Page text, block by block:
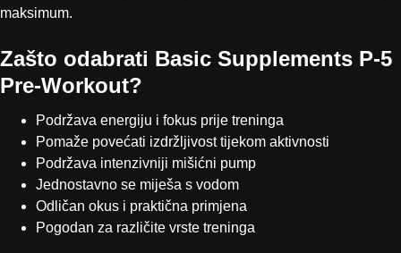
maksimum.
Zašto odabrati Basic Supplements P-5
Pre-Workout?
Podržava energiju i fokus prije treninga
Pomaže povećati izdržljivost tijekom aktivnosti
Podržava intenzivniji mišićni pump
Jednostavno se miješa s vodom
Odličan okus i praktična primjena
Pogodan za različite vrste treninga